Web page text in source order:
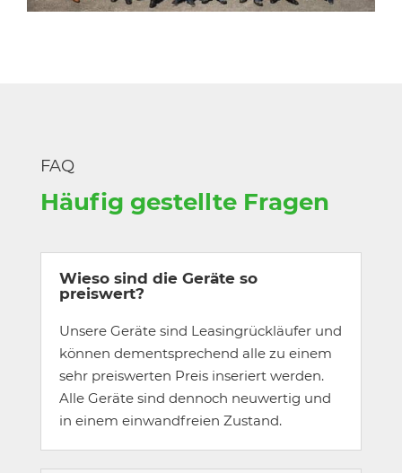
FAQ
Häufig gestellte Fragen
Wieso sind die Geräte so
preiswert?
Unsere Geräte sind Leasingrückläufer und
können dementsprechend alle zu einem
sehr preiswerten Preis inseriert werden.
Alle Geräte sind dennoch neuwertig und
in einem einwandfreien Zustand.